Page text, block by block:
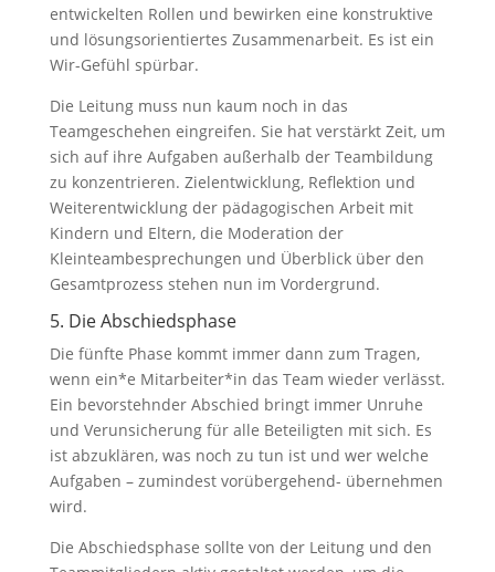
entwickelten Rollen und bewirken eine konstruktive
und lösungsorientiertes Zusammenarbeit. Es ist ein
Wir-Gefühl spürbar.
Die Leitung muss nun kaum noch in das
Teamgeschehen eingreifen. Sie hat verstärkt Zeit, um
sich auf ihre Aufgaben außerhalb der Teambildung
zu konzentrieren. Zielentwicklung, Reflektion und
Weiterentwicklung der pädagogischen Arbeit mit
Kindern und Eltern, die Moderation der
Kleinteambesprechungen und Überblick über den
Gesamtprozess stehen nun im Vordergrund.
5. Die Abschiedsphase
Die fünfte Phase kommt immer dann zum Tragen,
wenn ein*e Mitarbeiter*in das Team wieder verlässt.
Ein bevorstehnder Abschied bringt immer Unruhe
und Verunsicherung für alle Beteiligten mit sich. Es
ist abzuklären, was noch zu tun ist und wer welche
Aufgaben – zumindest vorübergehend- übernehmen
wird.
Die Abschiedsphase sollte von der Leitung und den